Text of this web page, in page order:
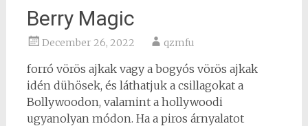
Berry Magic
December 26, 2022 qzmfu
forró vörös ajkak vagy a bogyós vörös ajkak
idén dühösek, és láthatjuk a csillagokat a
Bollywoodon, valamint a hollywoodi
ugyanolyan módon. Ha a piros árnyalatot